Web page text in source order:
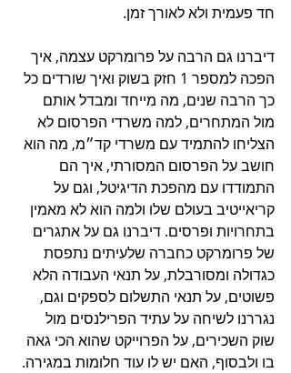
חד פעמית ולא לאורך זמן.
דיברנו גם הרבה על פרומרקט עצמה, איך
הפכה למספר 1 חזק בשוק ואיך שורדים כל
כך הרבה שנים, מה מייחד ומבדל אותם
מול המתחרים, למה משרדי הפרסום לא
הצליחו להתמיד עם משרדי קד״מ, מה הוא
חושב על הפרסום המסורתי, איך הם
התמודדו עם מהפכת הדיגיטל, וגם על
קריאייטיב בעולם שלו ולמה הוא לא מאמין
בתחרויות ופרסים. דיברנו גם על אתגרים
של פרומרקט כחברה שלעיתים נתפסת
כגדולה ומסורבלת, על תנאי העבודה הלא
פשוטים, על תנאי התשלום לספקים וגם,
נגררנו לשיחה על עתיד הפרילנסים מול
שוק השכירים, על הפרוייקט שהוא הכי גאה
בו ולבסוף, האם יש לו עוד חלומות במגירה.